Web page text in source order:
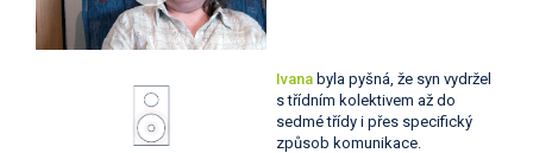
Ivana byla pyšná, že syn vydržel
s třídním kolektivem až do
sedmé třídy i přes specifický
způsob komunikace.